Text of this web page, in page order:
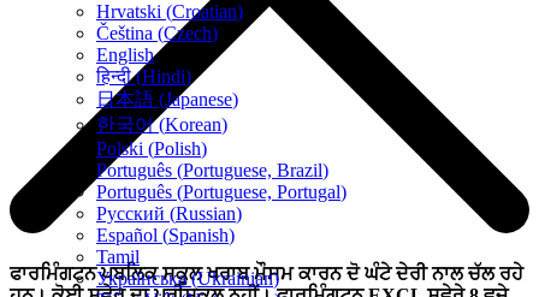
Hrvatski (Croatian)
Čeština (Czech)
English
हिन्दी(Hindi)
日本語 (Japanese)
한국어(Korean)
Polski (Polish)
Português (Portuguese, Brazil)
Português (Portuguese, Portugal)
Русский (Russian)
Español (Spanish)
Tamil
Українська(Ukrainian)
ਫਾਰਮਿੰਗਟਨ ਪਬਲਿਕ ਸਕੂਲ ਖਰਾਬ ਮੌਸਮ ਕਾਰਨ ਦੋ ਘੰਟੇ ਦੇਰੀ ਨਾਲ ਚੱਲ ਰਹੇ